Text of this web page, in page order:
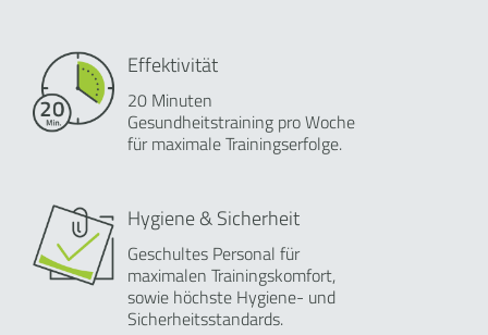
Effektivität
20 Minuten
Gesundheitstraining pro Woche
für maximale Trainingserfolge.
Hygiene & Sicherheit
Geschultes Personal für
maximalen Trainingskomfort,
sowie höchste Hygiene- und
Sicherheitsstandards.